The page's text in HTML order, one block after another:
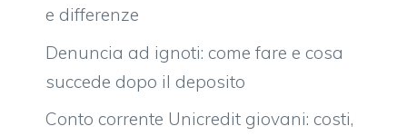
e differenze
Denuncia ad ignoti: come fare e cosa
succede dopo il deposito
Conto corrente Unicredit giovani: costi,